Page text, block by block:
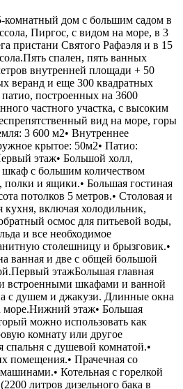
дом с большим садом в
Пиргос, с видом на море, в 3
пристани Святого Рафаэля и в 15
спален, пять ванных
внутренней площади + 50
веранд и еще 300 квадратных
построенных на 3600
частного участка, с высоким
вид на море, горы
3 600 м2• Внутреннее
крытое: 50м2• Патио:
этаж• Большой холл,
шкаф с большим количеством
полки и ящики.• Большая гостиная
потолков 5 метров.• Столовая и
кухня, включая холодильник,
осмос для питьевой воды,
и все необходимое
столешницу и брызговик.•
ванная и две с общей большой
этажБольшая главная
встроенными шкафами и ванной
с душем и джакузи. Длинные окна
море.Нижний этаж• Большая
можно использовать как
комнату или другое
спальня с душевой комнатой.•
помещения.• Прачечная со
Котельная с горелкой
литров дизельного бака в